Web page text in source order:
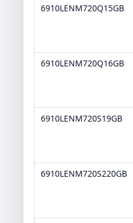
6910LENM720Q15GB
6910LENM720Q16GB
6910LENM720S19GB
6910LENM720S220GB